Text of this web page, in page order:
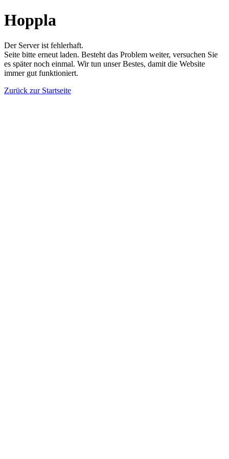
Hoppla
Der Server ist fehlerhaft.
Seite bitte erneut laden. Besteht das Problem weiter, versuchen Sie
es später noch einmal. Wir tun unser Bestes, damit die Website
immer gut funktioniert.
Zurück zur Startseite